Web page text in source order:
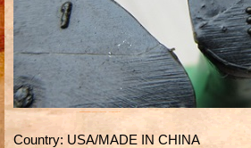
Country: USA/MADE IN CHINA